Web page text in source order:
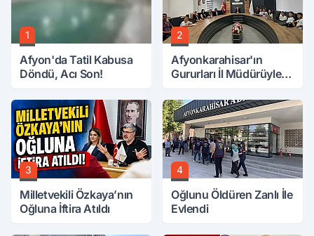
1
Afyon'da Tatil Kabusa
Döndü, Acı Son!
2
Afyonkarahisar'ın
Gururları İl Müdürüyle
3
Milletvekili Özkaya’nın
Oğluna İftira Atıldı
4
Oğlunu Öldüren Zanlı İle
Evlendi